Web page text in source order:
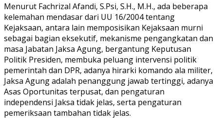
Menurut Fachrizal Afandi, S.Psi, S.H., M.H., ada beberapa
kelemahan mendasar dari UU 16/2004 tentang
Kejaksaan, antara lain memposisikan Kejaksaan murni
sebagai bagian eksekutif, mekanisme pengangkatan dan
masa Jabatan Jaksa Agung, bergantung Keputusan
Politik Presiden, membuka peluang intervensi politik
pemerintah dan DPR, adanya hirarki komando ala militer,
Jaksa Agung adalah penanggung jawab tertinggi, adanya
Asas Oportunitas terpusat, dan pengaturan
independensi Jaksa tidak jelas, serta pengaturan
pemeriksaan tambahan tidak jelas.